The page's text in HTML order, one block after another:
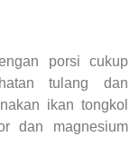
porsi cukup
tulang dan
ikan tongkol
dan magnesium